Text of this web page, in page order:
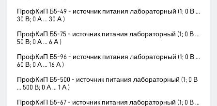
ПрофКиП Б5-49 - источник питания лабораторный (1; 0 В ...
30 В; 0 А ... 30 А )
ПрофКиП Б5-75 - источник питания лабораторный (1; 0 В ...
50 В; 0 А ... 6 А )
ПрофКиП Б5-96 - источник питания лабораторный (1; 0 В ...
60 В; 0 А ... 16 А )
ПрофКиП Б5-500 - источник питания лабораторный (1; 0 В
... 500 В; 0 А ... 1 А )
ПрофКиП Б5-67 - источник питания лабораторный (1; 0 В ...